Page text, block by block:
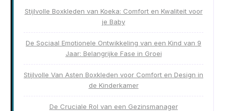
Stijlvolle Boxkleden van Koeka: Comfort en Kwaliteit voor
je Baby
De Sociaal Emotionele Ontwikkeling van een Kind van 9
Jaar: Belangrijke Fase in Groei
Stijlvolle Van Asten Boxkleden voor Comfort en Design in
de Kinderkamer
De Cruciale Rol van een Gezinsmanager